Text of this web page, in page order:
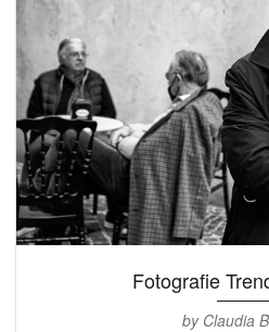
Fotografie
by Claudia